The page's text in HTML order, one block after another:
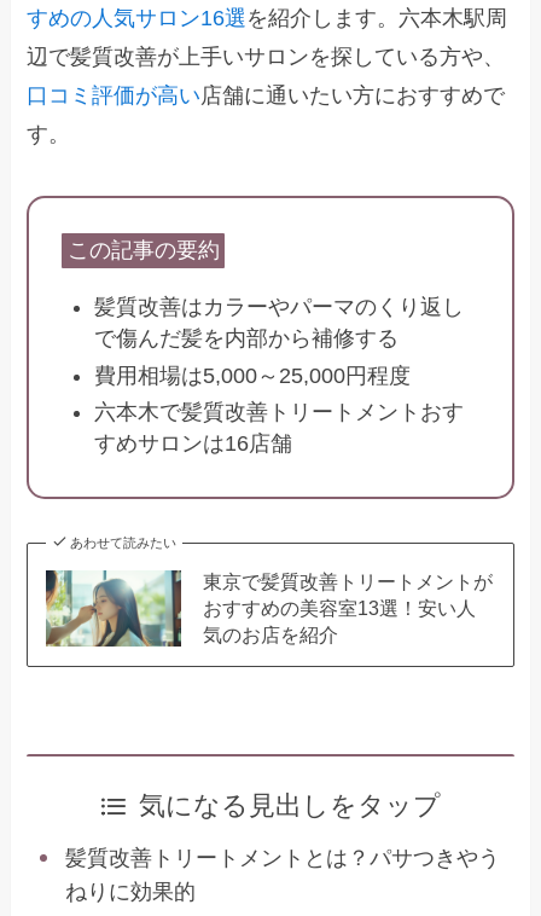
すめの人気サロン16選 を紹介します。六本木駅周
辺で髪質改善が上手いサロンを探している方や、
口コミ評価が高い店舗に通いたい方におすすめで
す。
この記事の要約
髪質改善はカラーやパーマのくり返し
で傷んだ髪を内部から補修する
費用相場は5,000～25,000円程度
六本木で髪質改善トリートメントおす
すめサロンは16店舗
あわせて読みたい
東京で髪質改善トリートメントが
おすすめの美容室13選！安い人
気のお店を紹介
気になる見出しをタップ
髪質改善トリートメントとは？パサつきやう
ねりに効果的